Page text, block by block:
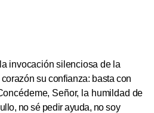
invocación silenciosa de la
su confianza: bas­ta con
Señor, la humildad de
no sé pedir ayuda, no soy